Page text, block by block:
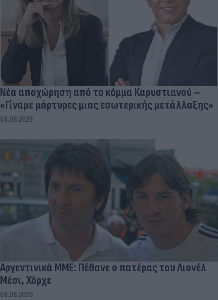
Νέα αποχώρηση από το κόμμα Καρυστιανού –
«Γίναμε μάρτυρες μιας εσωτερικής μετάλλαξης»
08.08.2026
Αργεντινικά ΜΜΕ: Πέθανε ο πατέρας του Λιονέλ
Μέσι, Χόρχε
08.08.2026